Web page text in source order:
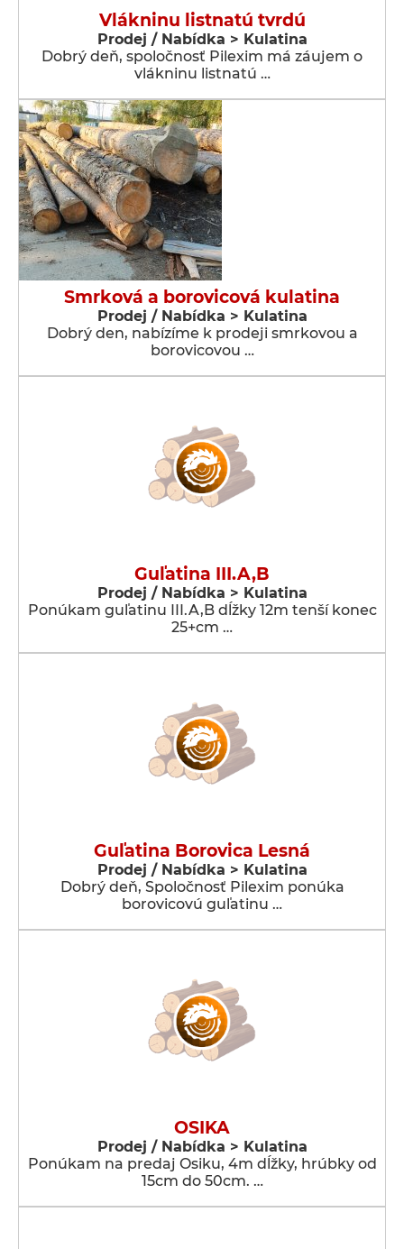
Vlákninu listnatú tvrdú
Prodej / Nabídka > Kulatina
Dobrý deň, spoločnosť Pilexim má záujem o
vlákninu listnatú …
Smrková a borovicová kulatina
Prodej / Nabídka > Kulatina
Dobrý den, nabízíme k prodeji smrkovou a
borovicovou …
Guľatina III.A,B
Prodej / Nabídka > Kulatina
Ponúkam guľatinu III.A,B dĺžky 12m tenší konec
25+cm …
Guľatina Borovica Lesná
Prodej / Nabídka > Kulatina
Dobrý deň, Spoločnosť Pilexim ponúka
borovicovú guľatinu …
OSIKA
Prodej / Nabídka > Kulatina
Ponúkam na predaj Osiku, 4m dĺžky, hrúbky od
15cm do 50cm. …